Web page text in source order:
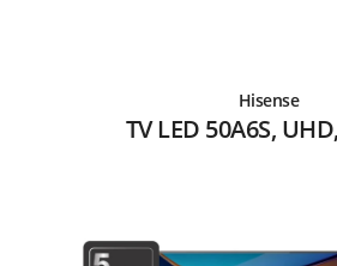
Hisense
TV LED 50A6S,